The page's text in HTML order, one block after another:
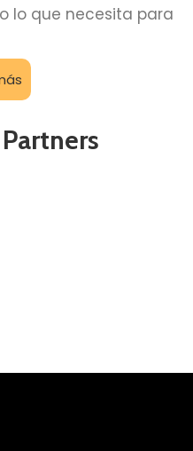
lo que necesita para